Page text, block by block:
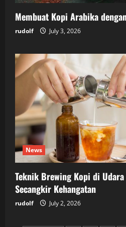
Membuat Kopi Arabika
rudolf July 3, 2026
News
Teknik Brewing Kopi di
Secangkir Kehangatan
rudolf July 2, 2026